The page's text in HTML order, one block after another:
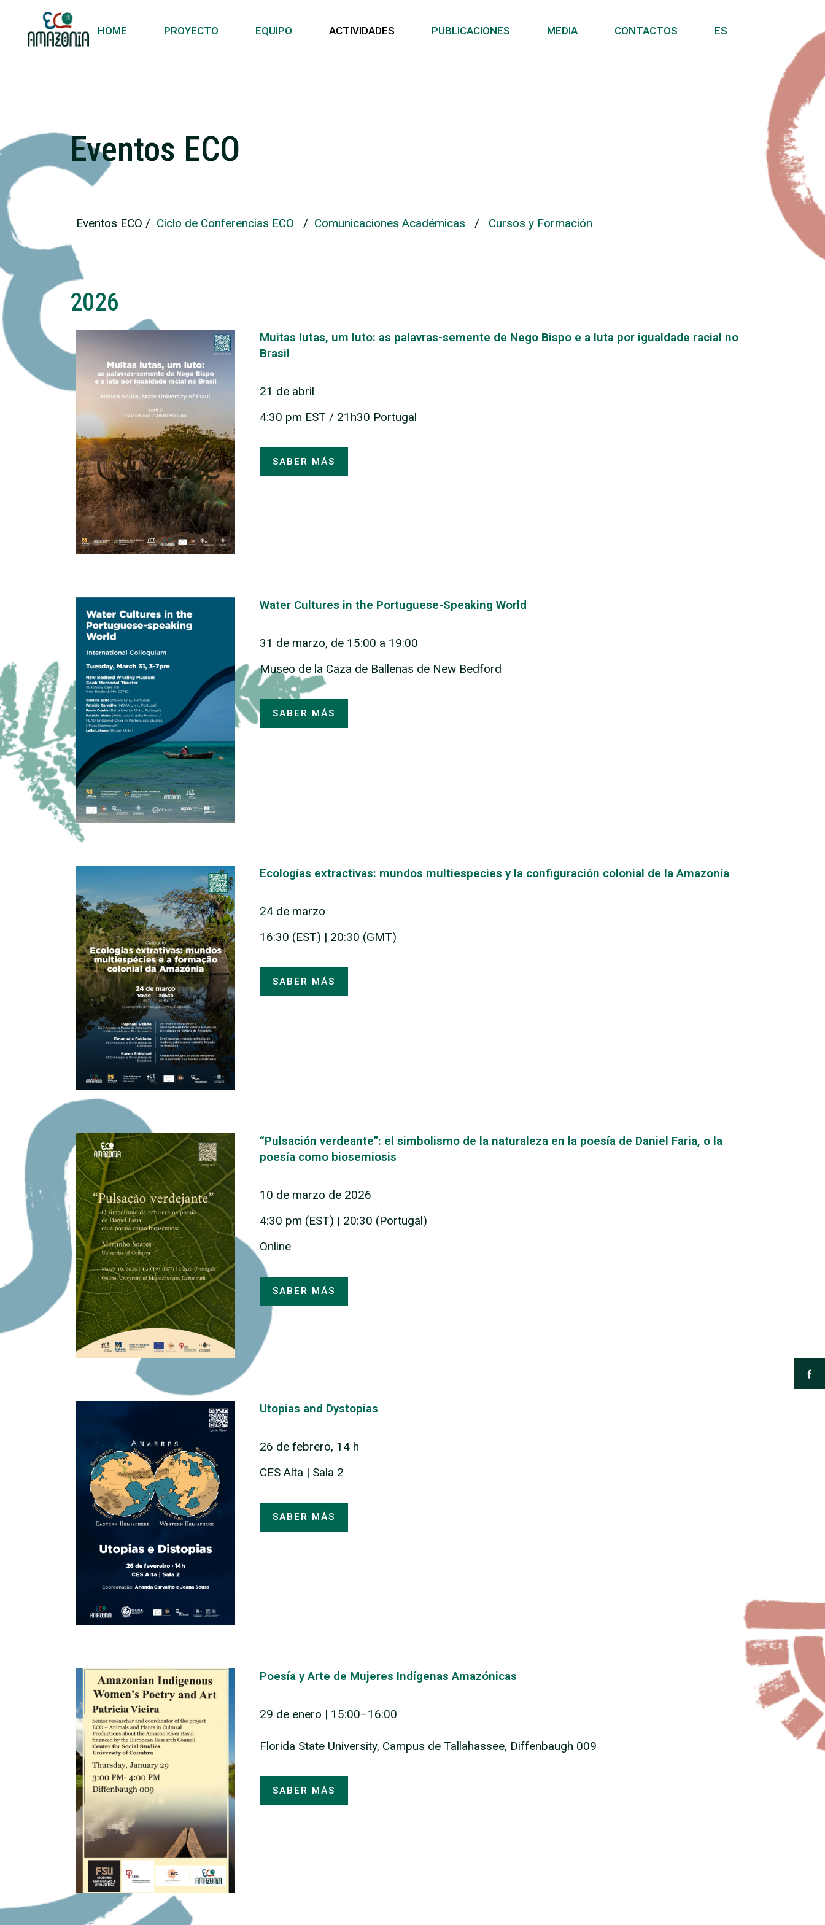
HOME PROYECTO EQUIPO ACTIVIDADES PUBLICACIONES MEDIA CONTACTOS ES
Eventos ECO
Eventos ECO / Ciclo de Conferencias ECO / Comunicaciones Académicas / Cursos y Formación
2026
Muitas lutas, um luto: as palavras-semente de Nego Bispo e a luta por igualdade racial no
Brasil
21 de abril
4:30 pm EST / 21h30 Portugal
SABER MÁS
Water Cultures in the Portuguese-Speaking World
31 de marzo, de 15:00 a 19:00
Museo de la Caza de Ballenas de New Bedford
SABER MÁS
Ecologías extractivas: mundos multiespecies y la configuración colonial de la Amazonía
24 de marzo
16:30 (EST) | 20:30 (GMT)
SABER MÁS
“Pulsación verdeante”: el simbolismo de la naturaleza en la poesía de Daniel Faria, o la
poesía como biosemiosis
10 de marzo de 2026
4:30 pm (EST) | 20:30 (Portugal)
Online
SABER MÁS
Utopias and Dystopias
26 de febrero, 14 h
CES Alta | Sala 2
SABER MÁS
Poesía y Arte de Mujeres Indígenas Amazónicas
29 de enero | 15:00–16:00
Florida State University, Campus de Tallahassee, Diffenbaugh 009
SABER MÁS